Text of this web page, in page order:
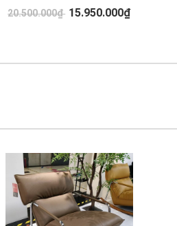
20.500.000₫ 15.950.000₫